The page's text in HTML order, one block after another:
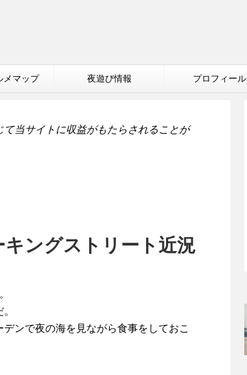
メマップ 夜遊び情報 プロフィール
当サイトに収益がもたらされることが
ングストリート近況
ンで夜の海を見ながら食事をしておこ